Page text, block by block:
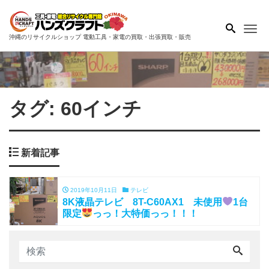
沖縄のリサイクルショップ 電動工具・家電の買取・出張買取・販売
タグ: 60インチ
新着記事
2019年10月11日 テレビ
8K液晶テレビ 8T-C60AX1 未使用
1台
限定
っっ！大特価っっ！！！